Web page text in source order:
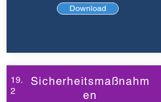
Download
19.
2
Sicherheitsmaßnahm
en